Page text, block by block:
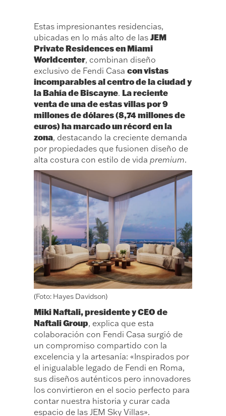
Estas impresionantes residencias,
ubicadas en lo más alto de lasJEM
Private Residences en Miami
Worldcenter, combinan diseño
exclusivo de Fendi Casacon vistas
incomparables al centro de la ciudad y
la Bahía de Biscayne.La reciente
venta de una de estas villas por 9
millones de dólares (8,74 millones de
euros) ha marcado un récord en la
zona, destacando la creciente demanda
por propiedades que fusionen diseño de
alta costura con estilo de vidapremium.
(Foto: Hayes Davidson)
Miki Naftali, presidente y CEO de
Naftali Group, explica que esta
colaboración con Fendi Casa surgió de
un compromiso compartido con la
excelencia y la artesanía: «Inspirados por
el inigualable legado de Fendi en Roma,
sus diseños auténticos pero innovadores
los convirtieron en el socio perfecto para
contar nuestra historia y curar cada
espacio de las JEM Sky Villas».